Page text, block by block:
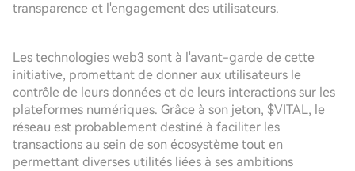
transparence et l'engagement des utilisateurs.
Les technologies web3 sont à l'avant-garde de cette
initiative, promettant de donner aux utilisateurs le
contrôle de leurs données et de leurs interactions sur les
plateformes numériques. Grâce à son jeton, $VITAL, le
réseau est probablement destiné à faciliter les
transactions au sein de son écosystème tout en
permettant diverses utilités liées à ses ambitions